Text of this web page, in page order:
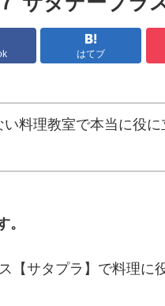
はてブ
い料理教室で本当に役
。
【サタプラ】で料理に